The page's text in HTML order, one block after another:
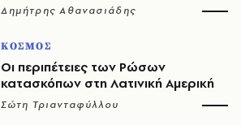
Δημήτρης Αθανασιάδης
ΚΟΣΜΟΣ
Οι περιπέτειες των Ρώσων
κατασκόπων στη Λατινική Αμερική
Σώτη Τριανταφύλλου